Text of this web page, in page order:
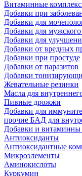
Витаминные
Добавки при
Добавки для
Добавки для мужского
Добавки для
Добавки от вредных
Добавки при простуде
Добавки от паразитов
Добавки
Жевательные резинки
Масла для
Пивные дрожжи
Добавки для
прочие БАД для
Добавки и витаминны
Антиоксиданты
Антиоксидантные
Микроэлементы
Аминокислоты
Куркумин